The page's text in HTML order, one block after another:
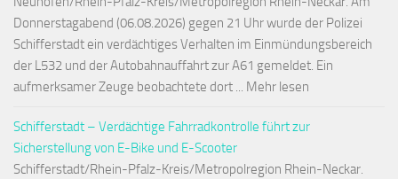
Donnerstagabend (06.08.2026) gegen 21 Uhr wurde der Polizei
Schifferstadt ein verdächtiges Verhalten im Einmündungsbereich
der L532 und der Autobahnauffahrt zur A61 gemeldet. Ein
aufmerksamer Zeuge beobachtete dort ... Mehr lesen
Schifferstadt – Verdächtige Fahrradkontrolle führt zur
Sicherstellung von E-Bike und E-Scooter
Schifferstadt/Rhein-Pfalz-Kreis/Metropolregion Rhein-Neckar.